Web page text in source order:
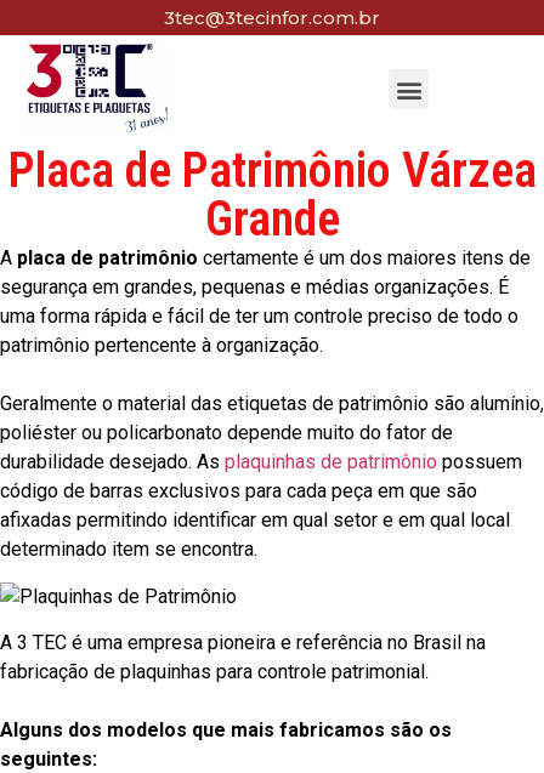
3tec@3tecinfor.com.br
Placa de Patrimônio Várzea
Grande
A placa de patrimônio certamente é um dos maiores itens de
segurança em grandes, pequenas e médias organizações. É
uma forma rápida e fácil de ter um controle preciso de todo o
patrimônio pertencente à organização.
Geralmente o material das etiquetas de patrimônio são alumínio,
poliéster ou policarbonato depende muito do fator de
durabilidade desejado. As plaquinhas de patrimônio possuem
código de barras exclusivos para cada peça em que são
afixadas permitindo identificar em qual setor e em qual local
determinado item se encontra.
A 3 TEC é uma empresa pioneira e referência no Brasil na
fabricação de plaquinhas para controle patrimonial.
Alguns dos modelos que mais fabricamos são os
seguintes: